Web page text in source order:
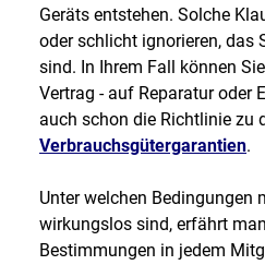
Geräts entstehen. Solche
oder schlicht ignorieren, das
sind. In Ihrem Fall können
Vertrag - auf Reparatur oder
auch schon die Richtlinie zu
Verbrauchsgütergarantien.
Unter welchen Bedingungen
wirkungslos sind, erfährt
Bestimmungen in jedem